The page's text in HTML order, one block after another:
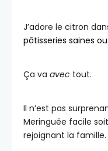
J’adore le citron
pâtisseries saines
Ça va avec tout.
Il n’est pas
Meringuée facile
rejoignant la famille.